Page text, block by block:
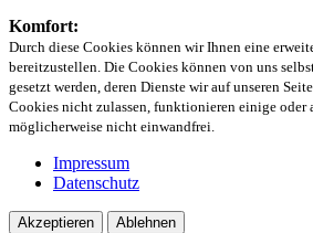
Komfort:
Durch diese Cookies können wir Ihnen eine
bereitzustellen. Die Cookies können von uns
gesetzt werden, deren Dienste wir auf unseren
Cookies nicht zulassen, funktionieren einige oder
möglicherweise nicht einwandfrei.
Impressum
Datenschutz
Akzeptieren Ablehnen